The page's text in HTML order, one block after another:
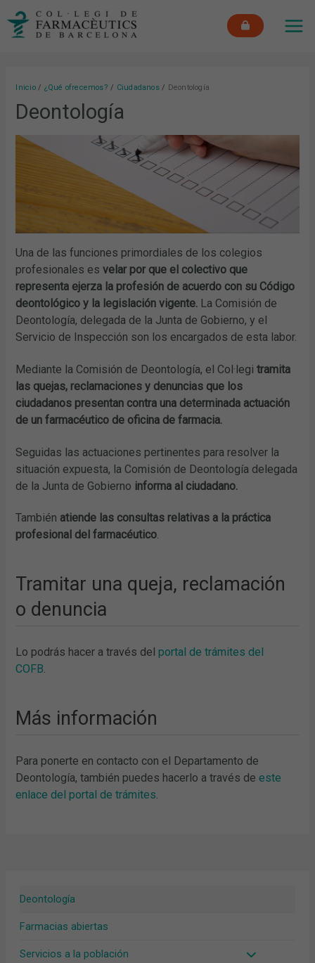
Deontología
Farmacias abiertas
Servicios a la población
Inicio ¿Qué ofrecemos? Ciudadanos Deontología
Deontología
Una de las funciones primordiales de los colegios
profesionales esvelar por que el colectivo que
representa ejerza la profesión de acuerdo con su Código
deontológico y la legislación vigente. La Comisión de
Deontología, delegada de la Junta de Gobierno, y el
Servicio de Inspección son los encargados de esta labor.
Mediante la Comisión de Deontología, el Col·legi tramita
las quejas, reclamaciones y denuncias que los
ciudadanos presentan contra una determinada actuación
de un farmacéutico de oficina de farmacia.
Seguidas las actuaciones pertinentes para resolver la
situación expuesta, la Comisión de Deontología delegada
de la Junta de Gobierno informa al ciudadano.
También atiende las consultas relativas a la práctica
profesional del farmacéutico.
Tramitar una queja, reclamación
o denuncia
Lo podrás hacer a través delportal de trámites del
COFB.
Más información
Para ponerte en contacto con el Departamento de
Deontología, también puedes hacerlo a través deeste
enlace del portal de trámites.